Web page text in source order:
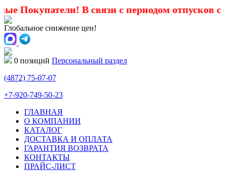
Покупатели! В связи с периодом отпусков с 1
Глобальное снижение цен!
0 позиций Персональный раздел
(4872) 75-07-07
+7-920-749-50-23
ГЛАВНАЯ
О КОМПАНИИ
КАТАЛОГ
ДОСТАВКА И ОПЛАТА
ГАРАНТИЯ ВОЗВРАТА
КОНТАКТЫ
ПРАЙС-ЛИСТ